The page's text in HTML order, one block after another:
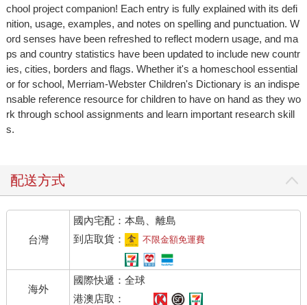
chool project companion! Each entry is fully explained with its defi
nition, usage, examples, and notes on spelling and punctuation. W
ord senses have been refreshed to reflect modern usage, and ma
ps and country statistics have been updated to include new countr
ies, cities, borders and flags. Whether it's a homeschool essential
or for school, Merriam-Webster Children's Dictionary is an indispe
nsable reference resource for children to have on hand as they wo
rk through school assignments and learn important research skill
s.
配送方式
台灣
國內宅配：本島、離島
到店取貨：
不限金額免運費
海外
國際快遞：全球
港澳店取：